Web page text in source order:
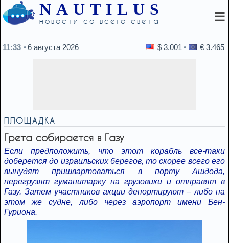
NAUTILUS
новости со всего света ☰
11:33
6 августа 2026 $ 3.001 € 3.465
ПЛОЩАДКА
Грета собирается в Газу
Если предположить, что этот корабль все-таки
доберется до израильских берегов, то скорее всего его
вынудят пришвартоваться в порту Ашдода,
перегрузят гуманитарку на грузовики и отправят в
Газу. Затем участников акции депортируют – либо на
этом же судне, либо через аэропорт имени Бен-
Гуриона.